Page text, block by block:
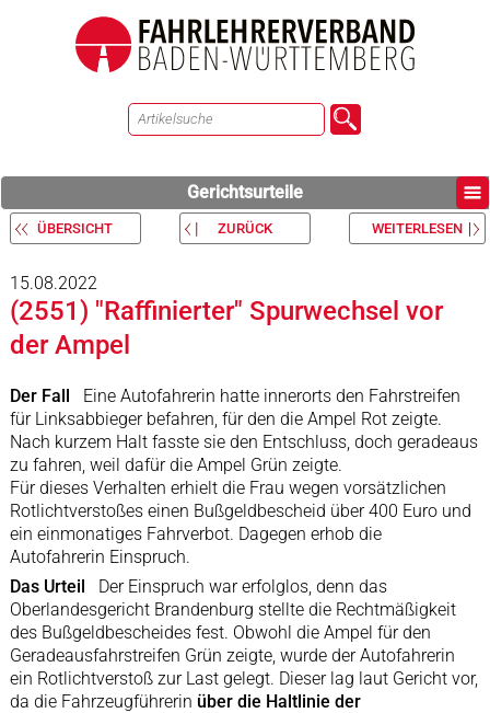
Gerichtsurteile
ÜBERSICHT ZURÜCK WEITERLESEN
15.08.2022
(2551) "Raffinierter" Spurwechsel vor
der Ampel
Der Fall
Eine Autofahrerin hatte innerorts den Fahrstreifen
für Linksabbieger befahren, für den die Ampel Rot zeigte.
Nach kurzem Halt fasste sie den Entschluss, doch geradeaus
zu fahren, weil dafür die Ampel Grün zeigte.
Für dieses Verhalten erhielt die Frau wegen vorsätzlichen
Rotlichtverstoßes einen Bußgeldbescheid über 400 Euro und
ein einmonatiges Fahrverbot. Dagegen erhob die
Autofahrerin Einspruch.
Das Urteil
Der Einspruch war erfolglos, denn das
Oberlandesgericht Brandenburg stellte die Rechtmäßigkeit
des Bußgeldbescheides fest. Obwohl die Ampel für den
Geradeausfahrstreifen Grün zeigte, wurde der Autofahrerin
ein Rotlichtverstoß zur Last gelegt. Dieser lag laut Gericht vor,
da die Fahrzeugführerin über die Haltlinie der